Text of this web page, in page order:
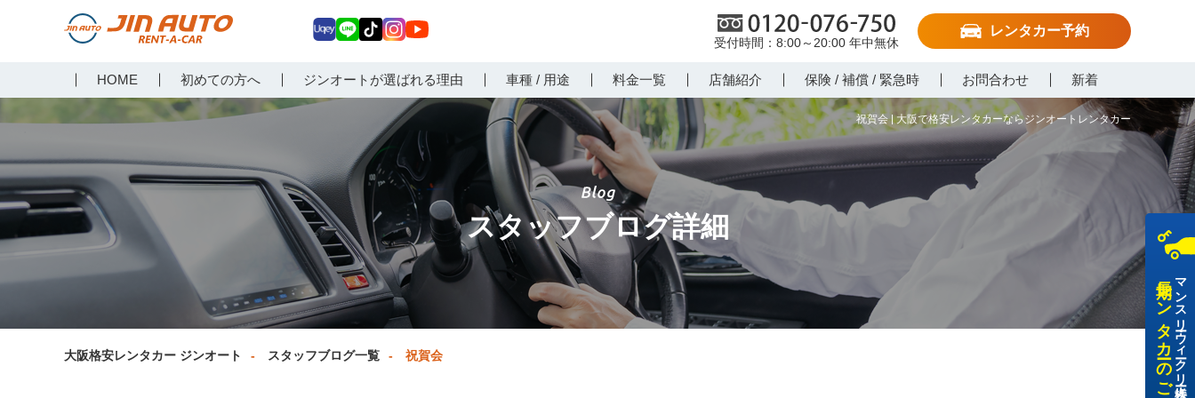
祝賀会 | 大阪で格安レンタカーならジンオートレンタカー
らジンオートレンタカー
0120-076-750
8:00～20:00 年中無休
レンタカー予約
HOME 初めての方へ ジンオートが選ばれる理由 車種 / 用途 料金一覧 店舗紹介 保険 / 補償 / 緊急時 お問合わせ 新着
ey E
Tokagr
am
uT
ub
スタッフブログ詳細
大阪格安レンタカー ジンオート スタッフブログ一覧 祝賀会 マンスリー・ウィークリー・法人様
長期レンタカーのご利用